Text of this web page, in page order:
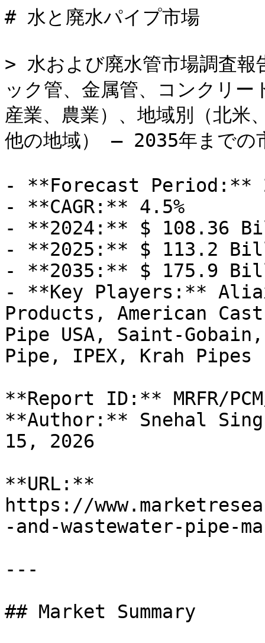
# 水と廃水パイプ市場
> 水および廃水管市場調査
ック管、金属管、コンクリー
産業、農業）、地域別（北米
他の地域） – 2035年までの
- **Forecast Period:**
- **CAGR:** 4.5%
- **2024:** $ 108.36
- **2025:** $ 113.2
- **2035:** $ 175.9
- **Key Players:**
Products, American
Pipe USA, Saint-
Pipe, IPEX, Krah Pipes
**Report ID:** MRFR/
**Author:** Snehal
15, 2026
**URL:**
https://
-and-wastewater-pipe-
---
## Market Summary